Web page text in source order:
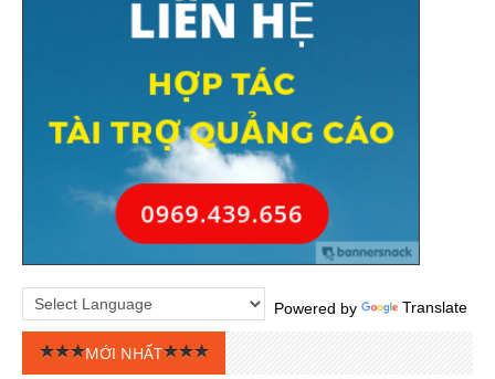
Powered by Translate
MỚI NHẤT